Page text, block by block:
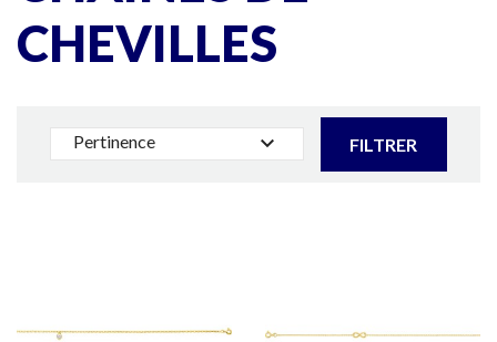
CHEVILLES
Pertinence  FILTRER